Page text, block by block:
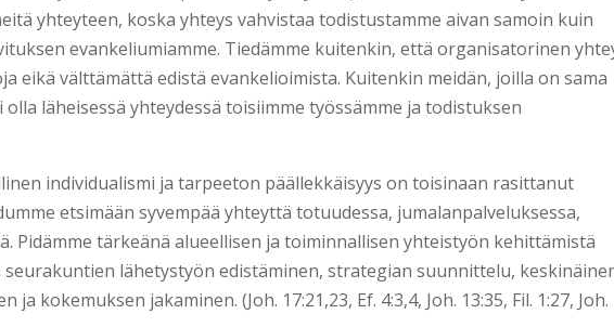
yhteyteen, koska yhteys vahvistaa todistustamme aivan samoin kuin
evankeliumiamme. Tiedämme kuitenkin, että organisatorinen
eikä välttämättä edistä evankelioimista. Kuitenkin meidän, joilla on sama
läheisessä yhteydessä toisiimme työssämme ja todistuksen
individualismi ja tarpeeton päällekkäisyys on toisinaan rasittanut
etsimään syvempää yhteyttä totuudessa, jumalanpalveluksessa,
Pidämme tärkeänä alueellisen ja toiminnallisen yhteistyön kehittämistä
lähetystyön edistäminen, strategian suunnittelu,
kokemuksen jakaminen. (Joh. 17:21,23, Ef. 4:3,4, Joh. 13:35, Fil. 1:27, Joh.